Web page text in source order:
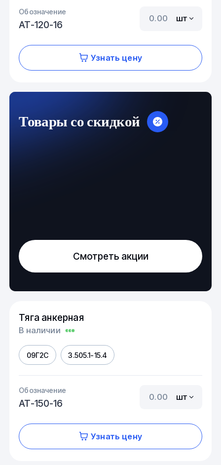
Обозначение
АТ-120-16
шт
Узнать цену
Товары со скидкой
Смотреть акции
Тяга анкерная
В наличии
09Г2С 3.505.1-15.4
Обозначение
АТ-150-16
шт
Узнать цену